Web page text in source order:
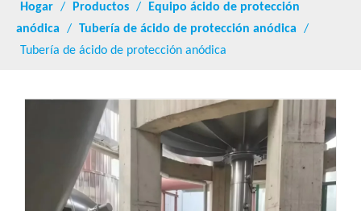
Hogar / Productos /
Equipo ácido de protección
anódica
/ Tubería de ácido de protección anódica
/
Tubería de ácido de protección anódica